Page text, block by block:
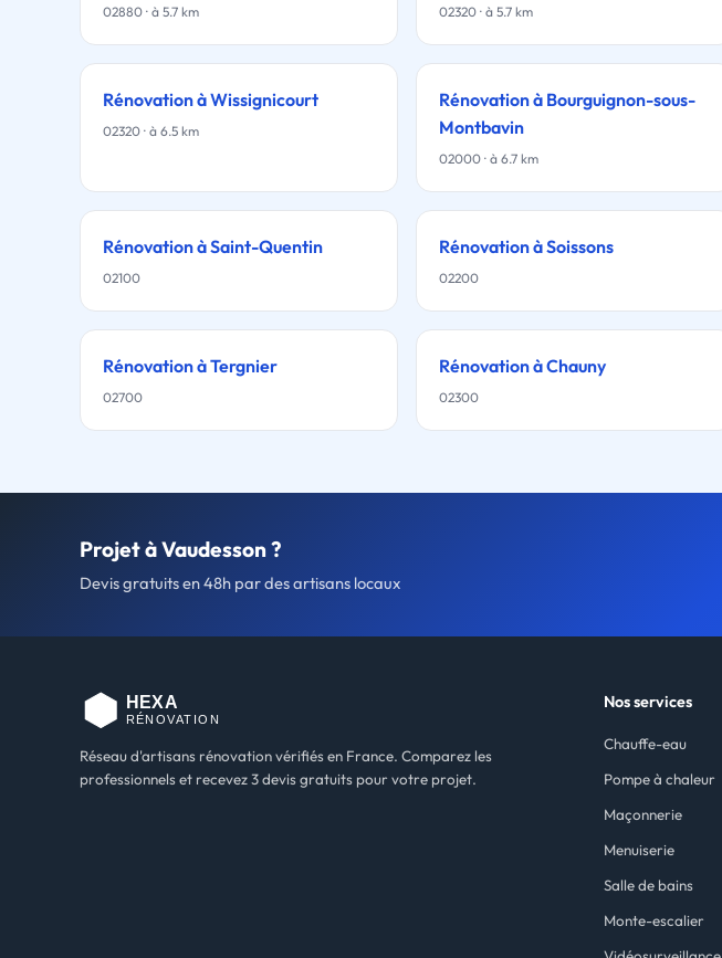
02880 · à 5.7 km 02320 · à 5.7 km
Rénovation à Wissignicourt
02320 · à 6.5 km
Rénovation à Bourguignon-sous-
Montbavin
02000 · à 6.7 km
Rénovation à Saint-Quentin
02100
Rénovation à Soissons
02200
Rénovation à Tergnier
02700
Rénovation à Chauny
02300
Projet à Vaudesson ?
Devis gratuits en 48h par des artisans locaux
Réseau d'artisans rénovation vérifiés en France. Comparez les
professionnels et recevez 3 devis gratuits pour votre projet.
Nos services
Chauffe-eau
Pompe à chaleur
Maçonnerie
Menuiserie
Salle de bains
Monte-escalier